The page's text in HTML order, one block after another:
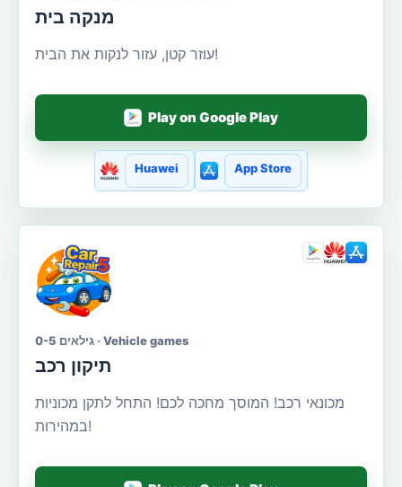
מנקה בית
עוזר קטן, עזור לנקות את הבית!
Play on Google Play
Huawei App Store
גילאים 0-5 · Vehicle games
תיקון רכב
מכונאי רכב! המוסך מחכה לכם! התחל לתקן מכוניות
במהירות!